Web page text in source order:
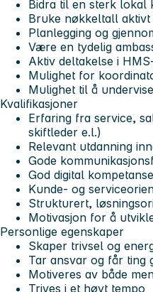
Bidra til en sterk lokal
Bruke nøkkeltall
Planlegging og
Være en tydelig
Aktiv deltakelse i
Mulighet for
Mulighet til å
Kvalifikasjoner
Erfaring fra service,
skiftleder e.l.)
Relevant utdanning
Gode
God digital
Kunde- og
Strukturert,
Motivasjon for å
Personlige egenskaper
Skaper trivsel og
Tar ansvar og får ting
Motiveres av både
Trives i et høyt tempo